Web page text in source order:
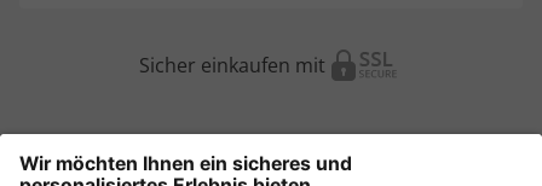
Sicher einkaufen mit
Weitere Onlineshops